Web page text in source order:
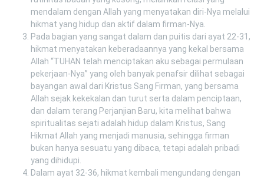
mendalam dengan Allah yang menyatakan diri-Nya melalui
hikmat yang hidup dan aktif dalam firman-Nya.
Pada bagian yang sangat dalam dan puitis dari ayat 22-31,
hikmat menyatakan keberadaannya yang kekal bersama
Allah “TUHAN telah menciptakan aku sebagai permulaan
pekerjaan-Nya” yang oleh banyak penafsir dilihat sebagai
bayangan awal dari Kristus Sang Firman, yang bersama
Allah sejak kekekalan dan turut serta dalam penciptaan,
dan dalam terang Perjanjian Baru, kita melihat bahwa
spiritualitas sejati adalah hidup dalam Kristus, Sang
Hikmat Allah yang menjadi manusia, sehingga firman
bukan hanya sesuatu yang dibaca, tetapi adalah pribadi
yang dihidupi.
Dalam ayat 32-36, hikmat kembali mengundang dengan